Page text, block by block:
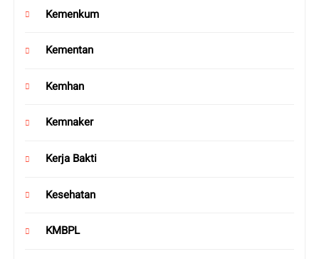
Kemenkum
Kementan
Kemhan
Kemnaker
Kerja Bakti
Kesehatan
KMBPL